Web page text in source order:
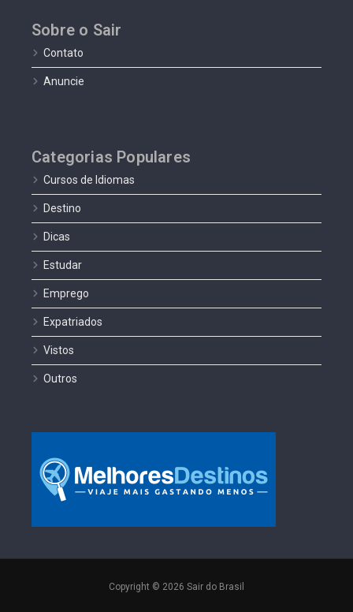
Sobre o Sair
Contato
Anuncie
Categorias Populares
Cursos de Idiomas
Destino
Dicas
Estudar
Emprego
Expatriados
Vistos
Outros
Copyright © 2026 Sair do Brasil